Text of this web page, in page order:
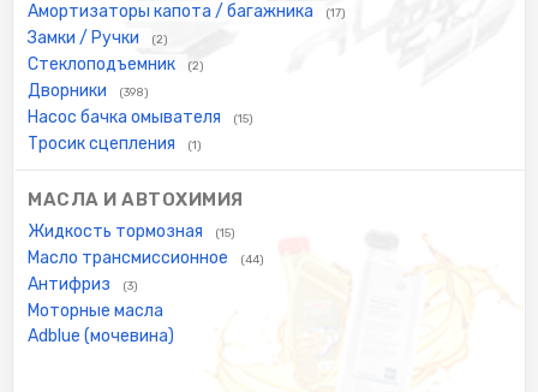
Амортизаторы капота / багажника (17)
Замки / Ручки (2)
Стеклоподъемник (2)
Дворники (398)
Насос бачка омывателя (15)
Тросик сцепления (1)
МАСЛА И АВТОХИМИЯ
Жидкость тормозная (15)
Масло трансмиссионное (44)
Антифриз (3)
Моторные масла
Adblue (мочевина)